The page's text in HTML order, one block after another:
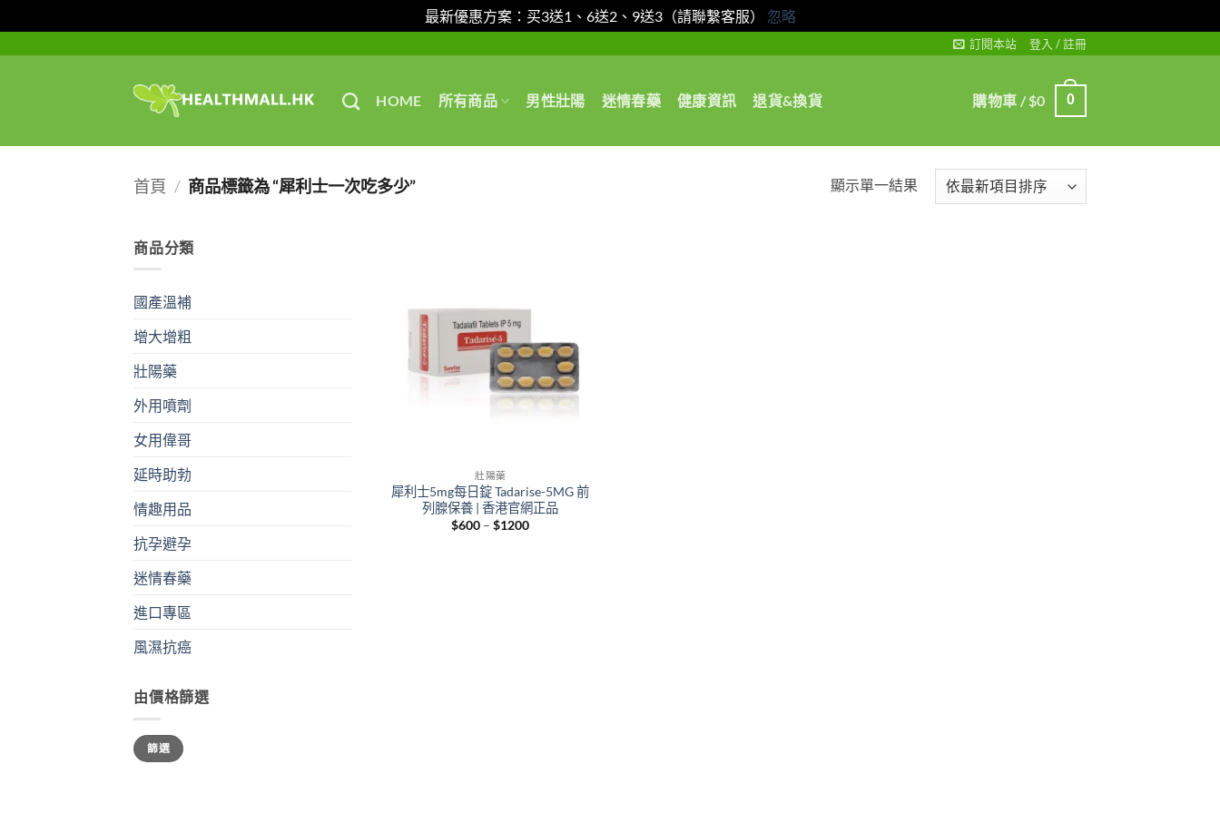
最新優惠方案：买3送1、6送2、9送3（請聯繫客服） 忽略
訂閱本站 登入 / 註冊
HOME 所有商品 男性壯陽 迷情春藥 健康資訊 退貨&換貨 購物車 /$0 0
首頁 / 商品標籤為 “犀利士一次吃多少” 顯示單一結果
商品分類
國產溫補
增大增粗
壯陽藥
外用噴劑
女用偉哥
延時助勃
情趣用品
抗孕避孕
迷情春藥
進口專區
風濕抗癌
由價格篩選
最
低
價
最
高
價
篩選
壯陽藥
犀利士5mg每日錠 Tadarise-5MG 前
列腺保養 | 香港官網正品
$600 – $1200Price